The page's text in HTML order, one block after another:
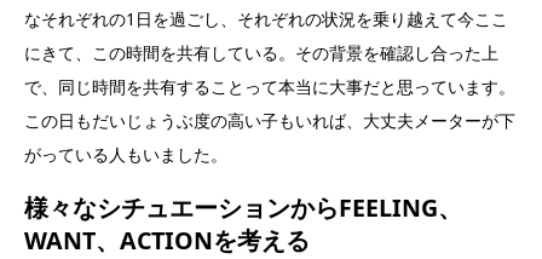
なそれぞれの1日を過ごし、それぞれの状況を乗り越えて今ここ
にきて、この時間を共有している。その背景を確認し合った上
で、同じ時間を共有することって本当に大事だと思っています。
この日もだいじょうぶ度の高い子もいれば、大丈夫メーターが下
がっている人もいました。
様々なシチュエーションからFEELING、
WANT、ACTIONを考える